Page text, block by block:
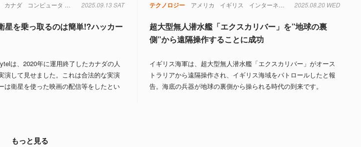
カナダ コンピュータ 2025.09.13 SAT
星を乗っ取るのは簡単!?ハッカー
は、2020年に運用終了したカナダの人
演して見せました。これは合法的な実演
は衛星を使った映画の配信等をしたとい
テクノロジー アメリカ イギリス インターネット オーストラリア
2025.08.20 WED
超大型無人潜水艦「エクスカリバー」を”地球の裏
側”から遠隔操作することに成功
イギリス海軍は、超大型無人潜水艦「エクスカリバー」がオース
トラリアから遠隔操作され、イギリス海域をパトロールしたと報
告。海底の兵器が地球の裏側から操られる時代の到来です。
もっと見る